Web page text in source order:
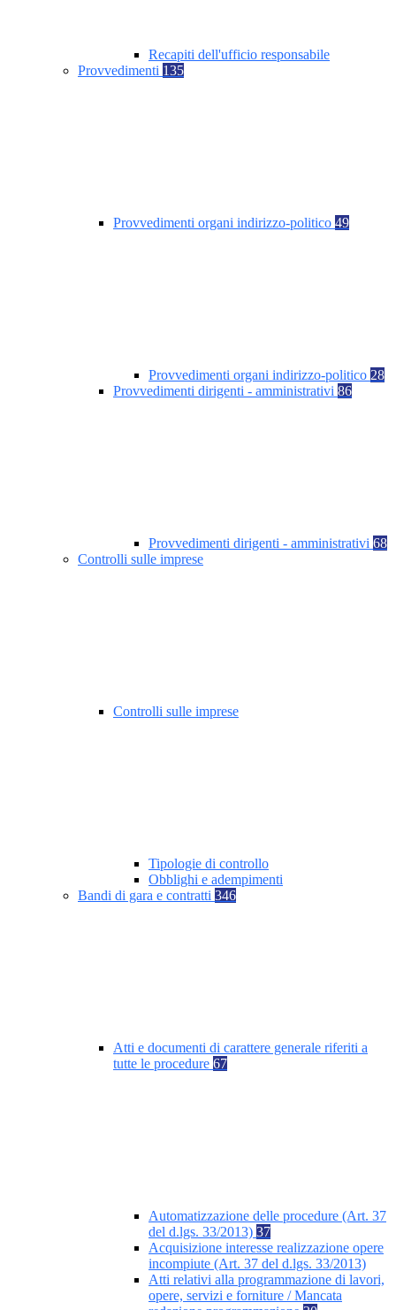
Recapiti dell'ufficio responsabile
Provvedimenti 135
Provvedimenti organi indirizzo-politico 49
Provvedimenti organi indirizzo-politico 28
Provvedimenti dirigenti - amministrativi 86
Provvedimenti dirigenti - amministrativi 68
Controlli sulle imprese
Controlli sulle imprese
Tipologie di controllo
Obblighi e adempimenti
Bandi di gara e contratti 346
Atti e documenti di carattere generale riferiti a
tutte le procedure 67
Automatizzazione delle procedure (Art. 37
del d.lgs. 33/2013) 37
Acquisizione interesse realizzazione opere
incompiute (Art. 37 del d.lgs. 33/2013)
Atti relativi alla programmazione di lavori,
opere, servizi e forniture / Mancata